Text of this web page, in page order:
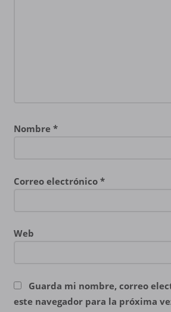
Nombre *
Correo electrónico *
Web
Guarda mi nombre, correo
este navegador para la próxima